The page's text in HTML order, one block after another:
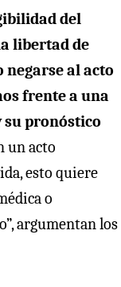
del
libertad de
negarse al acto
frente a una
su pronóstico
un acto
esto quiere
o
argumentan los